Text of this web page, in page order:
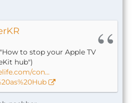
to stop your Apple TV
hub")
con…